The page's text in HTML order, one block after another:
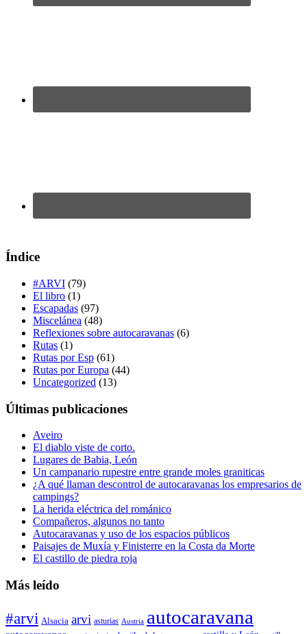
Índice
#ARVI (79)
El libro (1)
Escapadas (97)
Miscelánea (48)
Reflexiones sobre autocaravanas (6)
Rutas (1)
Rutas por Esp (61)
Rutas por Europa (44)
Uncategorized (13)
Últimas publicaciones
Aveiro
El diablo viste de corto.
Lugares de Babia, León
Un campanario rupestre entre grande moles graniticas
¿A qué llaman descontrol de autocaravanas los empresarios de
campings?
La herida eléctrica del románico
Compañeros, algunos no tanto
Autocaravanas y uso de los espacios públicos
Paisajes de Muxía y Finisterre en la Costa da Morte
El castillo de piedra roja
Más leído
#arvi Alsacia arvi asturias Austria autocaravana